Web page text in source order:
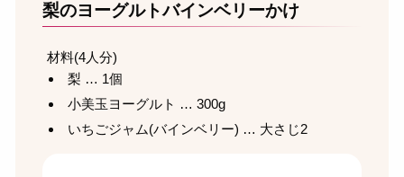
梨のヨーグルトバインベリーかけ
材料(4人分)
梨 … 1個
小美玉ヨーグルト … 300g
いちごジャム(バインベリー) … 大さじ2